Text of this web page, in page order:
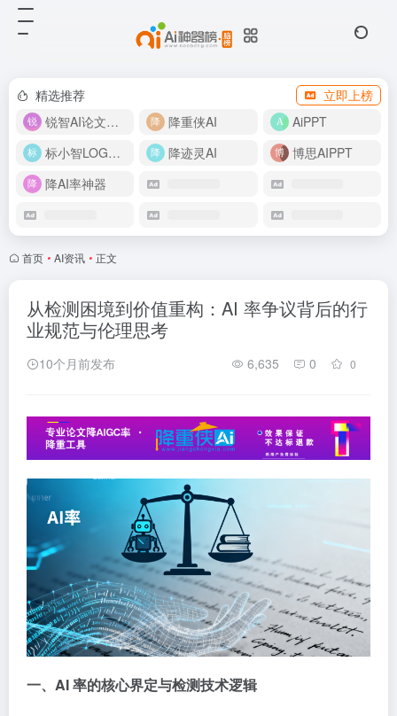
精选推荐
立即上榜
锐智AI论文生成
降重侠AI
AiPPT
标小智LOGO设计
降迹灵AI
博思AIPPT
降AI率神器
首页 • AI资讯 • 正文
从检测困境到价值重构：AI 率争议背后的行
业规范与伦理思考
10个月前发布 6,635 0 0
一、AI 率的核心界定与检测技术逻辑